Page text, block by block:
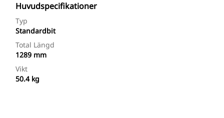
Huvudspecifikationer
Typ
Standardbit
Total Längd
1289 mm
Vikt
50.4 kg